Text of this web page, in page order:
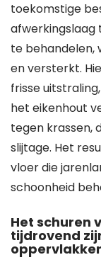
toekomstige
afwerkingslaag
te behandelen,
en versterkt.
frisse
het eikenhout
tegen krassen,
slijtage. Het
vloer die
schoonheid
Het schuren
tijdrovend